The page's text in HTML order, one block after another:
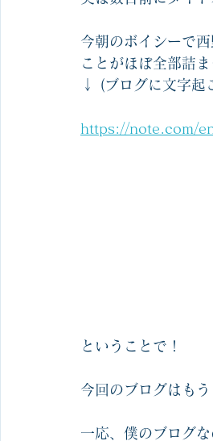
今朝のボイシーで
ことがほぼ全部詰
↓ (ブログに文字起
https://note.com/
ということで！
今回のブログはも
一応、僕のブログ